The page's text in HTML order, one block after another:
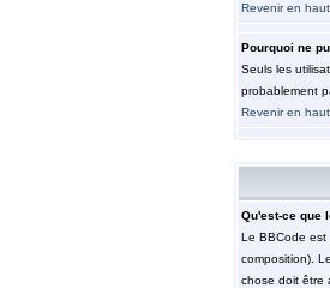
Revenir en haut
Pourquoi ne
Seuls les
probablement
Revenir en haut
Qu'est-ce que
Le BBCode est
composition).
chose doit être